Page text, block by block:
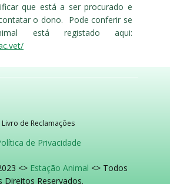
que está a ser procurado e
o dono. Pode conferir se
está registado aqui:
Livro de Reclamações
de Privacidade
<> Estação Animal <> Todos
Direitos Reservados.